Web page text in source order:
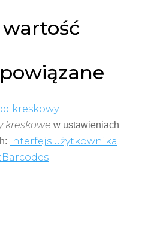
kreskowy
kreskowe w ustawieniach
Interfejs użytkownika